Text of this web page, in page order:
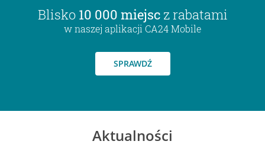
Blisko 10 000 miejsc z rabatami
w naszej aplikacji CA24 Mobile
SPRAWDŹ
Aktualności